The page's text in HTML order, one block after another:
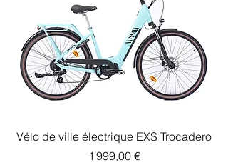
Vélo de ville électrique EXS Trocadero
Prix
1 999,00 €